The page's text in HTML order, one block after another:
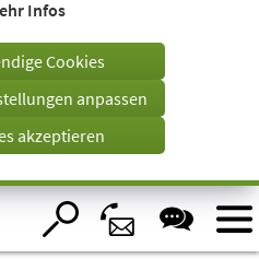
Infos
Cookies
anpassen
akzeptieren